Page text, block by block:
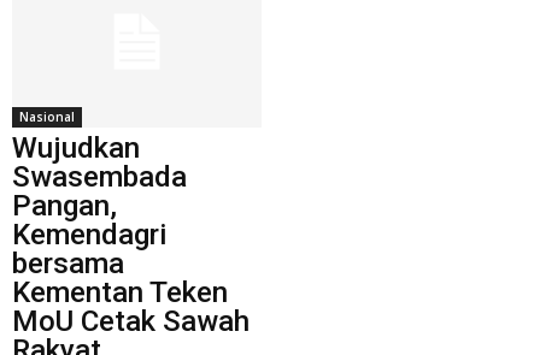
Nasional
Wujudkan
Swasembada
Pangan,
Kemendagri
bersama
Kementan Teken
MoU Cetak Sawah